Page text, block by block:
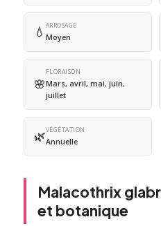
💧 ARROSAGE
Moyen
🌸
FLORAISON
Mars, avril, mai, juin,
juillet
🌿VÉGÉTATION
Annuelle
Malacothrix
et botanique